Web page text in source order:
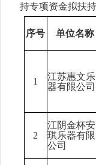
持专项资金拟扶
序号 单位名称
1
江苏惠文乐
器有限公司
2
江阴金杯安
琪乐器有限
公司